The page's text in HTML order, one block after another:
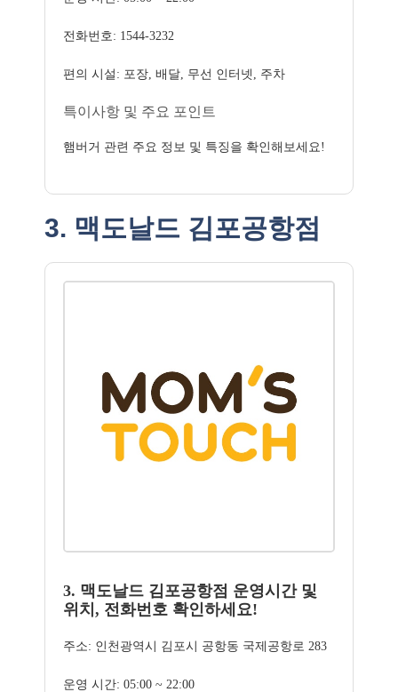
전화번호: 1544-3232
편의 시설: 포장, 배달, 무선 인터넷, 주차
특이사항 및 주요 포인트
햄버거 관련 주요 정보 및 특징을 확인해보세요!
3. 맥도날드 김포공항점
3. 맥도날드 김포공항점 운영시간 및
위치, 전화번호 확인하세요!
주소: 인천광역시 김포시 공항동 국제공항로 283
운영 시간: 05:00 ~ 22:00